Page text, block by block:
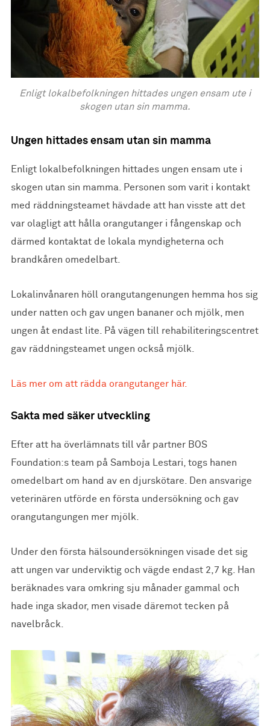
Enligt lokalbefolkningen hittades ungen ensam ute i
skogen utan sin mamma.
Ungen hittades ensam utan sin mamma
Enligt lokalbefolkningen hittades ungen ensam ute i
skogen utan sin mamma. Personen som varit i kontakt
med räddningsteamet hävdade att han visste att det
var olagligt att hålla orangutanger i fångenskap och
därmed kontaktat de lokala myndigheterna och
brandkåren omedelbart.
Lokalinvånaren höll orangutangenungen hemma hos sig
under natten och gav ungen bananer och mjölk, men
ungen åt endast lite. På vägen till rehabiliteringscentret
gav räddningsteamet ungen också mjölk.
Läs mer om att rädda orangutanger här.
Sakta med säker utveckling
Efter att ha överlämnats till vår partner BOS
Foundation:s team på Samboja Lestari, togs hanen
omedelbart om hand av en djurskötare. Den ansvarige
veterinären utförde en första undersökning och gav
orangutangungen mer mjölk.
Under den första hälsoundersökningen visade det sig
att ungen var underviktig och vägde endast 2,7 kg. Han
beräknades vara omkring sju månader gammal och
hade inga skador, men visade däremot tecken på
navelbråck.